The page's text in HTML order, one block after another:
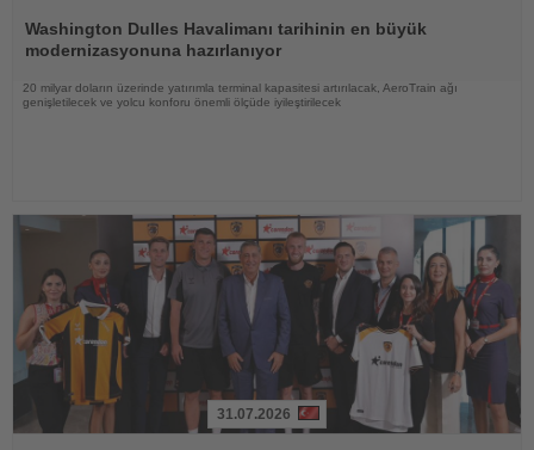
Oku
Washington Dulles Havalimanı tarihinin en büyük
modernizasyonuna hazırlanıyor
20 milyar doların üzerinde yatırımla terminal kapasitesi artırılacak, AeroTrain ağı
genişletilecek ve yolcu konforu önemli ölçüde iyileştirilecek
31.07.2026